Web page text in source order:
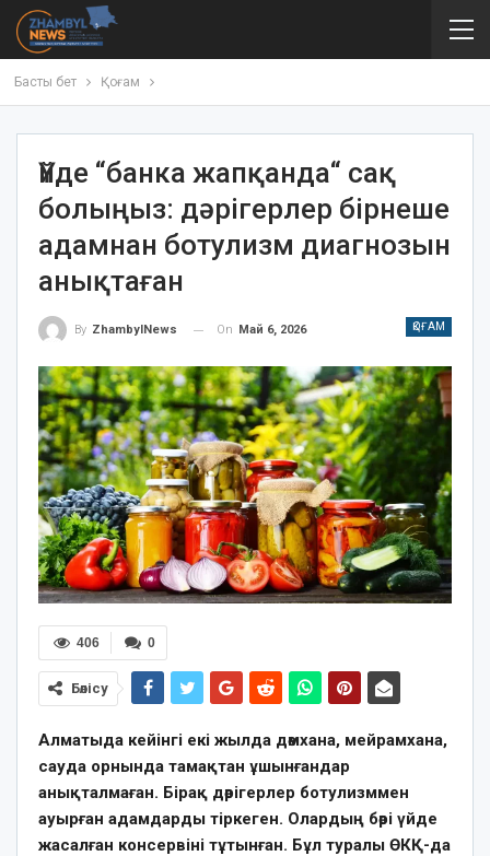
Басты бет Қоғам
Үйде “банка жапқанда“ сақ
болыңыз: дәрігерлер бірнеше
адамнан ботулизм диагнозын
анықтаған
ҚОҒАМ
By ZhambylNews On Май 6, 2026
0
406
Бөлісу
Алматыда кейінгі екі жылда дәмхана, мейрамхана,
сауда орнында тамақтан ұшынғандар
анықталмаған. Бірақ дәрігерлер ботулизммен
ауырған адамдарды тіркеген. Олардың бәрі үйде
жасалған консервіні тұтынған. Бұл туралы ӨКҚ-да